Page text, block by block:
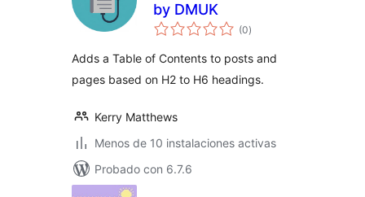
by DMUK
(0total
de
)
Adds a Table of Contents to posts and
pages based on H2 to H6 headings.
Kerry Matthews
Menos de 10 instalaciones activas
Probado con 6.7.6